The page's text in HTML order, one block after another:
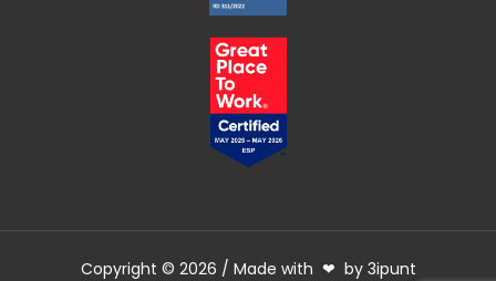
Copyright © 2026 / Made with ❤ by 3ipunt